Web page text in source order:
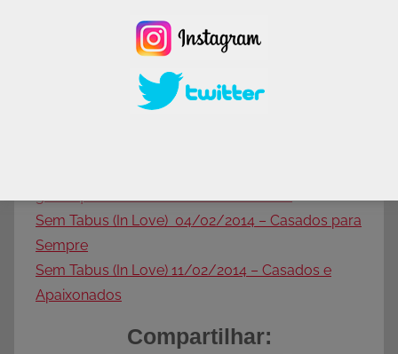
Confira outras participações no Programa:
Sem Tabus (In Love) 04/02/2014 – Casados para
Sempre
Sem Tabus (In Love) 11/02/2014 – Casados e
Apaixonados
Compartilhar: